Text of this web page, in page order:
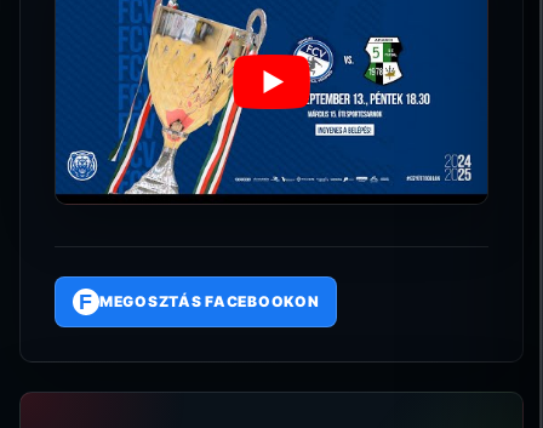
F MEGOSZTÁS FACEBOOKON